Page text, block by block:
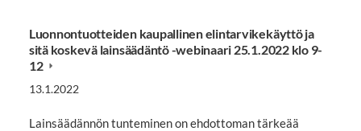
Luonnontuotteiden kaupallinen elintarvikekäyttö ja
sitä koskevä lainsäädäntö -webinaari 25.1.2022 klo 9-
12
13.1.2022
Lainsäädännön tunteminen on ehdottoman tärkeää